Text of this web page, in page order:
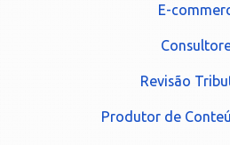
E-
Revisão
Produtor de